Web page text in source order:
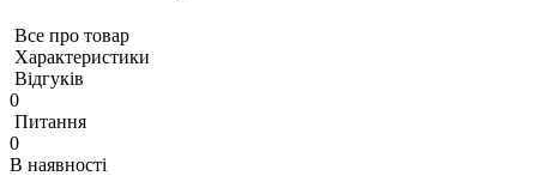
Все про товар
Характеристики
Відгуків
0
Питання
0
В наявності